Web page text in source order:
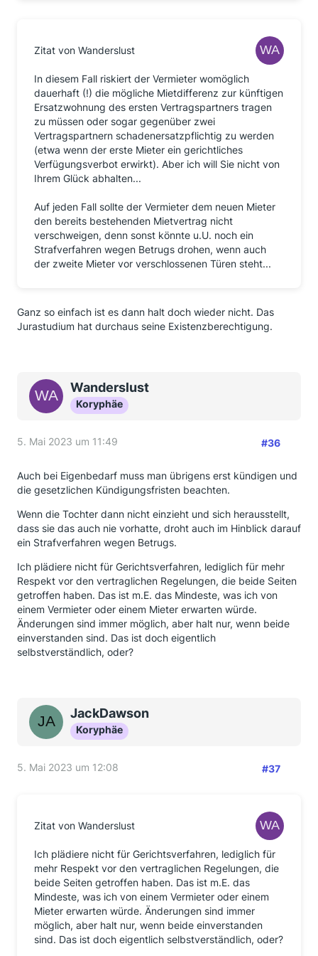
Zitat von Wanderslust
In diesem Fall riskiert der Vermieter womöglich
dauerhaft (!) die mögliche Mietdifferenz zur künftigen
Ersatzwohnung des ersten Vertragspartners tragen
zu müssen oder sogar gegenüber zwei
Vertragspartnern schadenersatzpflichtig zu werden
(etwa wenn der erste Mieter ein gerichtliches
Verfügungsverbot erwirkt). Aber ich will Sie nicht von
Ihrem Glück abhalten...
Auf jeden Fall sollte der Vermieter dem neuen Mieter
den bereits bestehenden Mietvertrag nicht
verschweigen, denn sonst könnte u.U. noch ein
Strafverfahren wegen Betrugs drohen, wenn auch
der zweite Mieter vor verschlossenen Türen steht...
Ganz so einfach ist es dann halt doch wieder nicht. Das
Jurastudium hat durchaus seine Existenzberechtigung.
Wanderslust
Koryphäe
5. Mai 2023 um 11:49 #36
Auch bei Eigenbedarf muss man übrigens erst kündigen und
die gesetzlichen Kündigungsfristen beachten.
Wenn die Tochter dann nicht einzieht und sich herausstellt,
dass sie das auch nie vorhatte, droht auch im Hinblick darauf
ein Strafverfahren wegen Betrugs.
Ich plädiere nicht für Gerichtsverfahren, lediglich für mehr
Respekt vor den vertraglichen Regelungen, die beide Seiten
getroffen haben. Das ist m.E. das Mindeste, was ich von
einem Vermieter oder einem Mieter erwarten würde.
Änderungen sind immer möglich, aber halt nur, wenn beide
einverstanden sind. Das ist doch eigentlich
selbstverständlich, oder?
JackDawson
Koryphäe
5. Mai 2023 um 12:08 #37
Zitat von Wanderslust
Ich plädiere nicht für Gerichtsverfahren, lediglich für
mehr Respekt vor den vertraglichen Regelungen, die
beide Seiten getroffen haben. Das ist m.E. das
Mindeste, was ich von einem Vermieter oder einem
Mieter erwarten würde. Änderungen sind immer
möglich, aber halt nur, wenn beide einverstanden
sind. Das ist doch eigentlich selbstverständlich, oder?